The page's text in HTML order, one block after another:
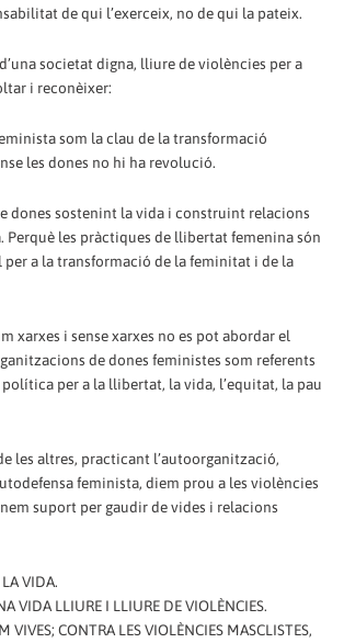
de qui l’exerceix, no de qui la pateix.
societat digna, lliure de violències per a
i reconèixer:
som la clau de la transformació
les dones no hi ha revolució.
dones sostenint la vida i construint relacions
Perquè les pràctiques de llibertat femenina són
a la transformació de la feminitat i de la
xarxes i sense xarxes no es pot abordar el
de dones feministes som referents
per a la llibertat, la vida, l’equitat, la pau
les altres, practicant l’autoorganització,
feminista, diem prou a les violències
suport per gaudir de vides i relacions
VIDA.
VIDA LLIURE I LLIURE DE VIOLÈNCIES.
VIVES; CONTRA LES VIOLÈNCIES MASCLISTES,